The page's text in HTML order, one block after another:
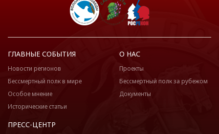
ГЛАВНЫЕ СОБЫТИЯ
Новости регионов
Бессмертный полк в мире
Особое мнение
Исторические статьи
О НАС
Проекты
Бессмертный полк за рубежом
Документы
ПРЕСС-ЦЕНТР